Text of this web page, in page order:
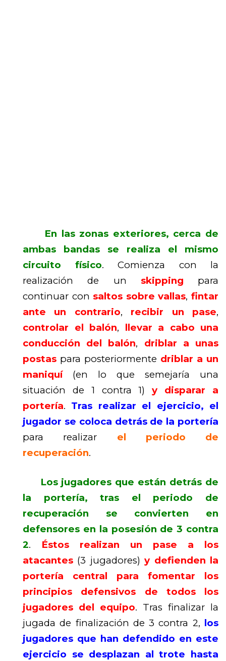
En las zonas exteriores, cerca de
ambas bandas se realiza el mismo
circuito físico. Comienza con la
realización de un skipping
para
continuar con saltos sobre vallas,fintar
ante un contrario, recibir un pase,
controlar el balón, llevar a cabo una
conducción del balón, driblar a unas
postas para posteriormente driblar a un
maniquí
(en lo que semejaría una
situación de 1 contra 1)y disparar a
portería. Tras realizar el ejercicio, el
jugador se coloca detrás de la portería
para realizar el periodo de
recuperación.
Los jugadores que están detrás de
la portería, tras el periodo de
recuperación se convierten en
defensores en la posesión de 3 contra
2. Éstos realizan un pase a los
atacantes (3 jugadores)y defienden la
portería central para fomentar los
principios defensivos de todos los
jugadores del equipo. Tras finalizar la
jugada de finalización de 3 contra 2, los
jugadores que han defendido en este
ejercicio se desplazan al trote hasta